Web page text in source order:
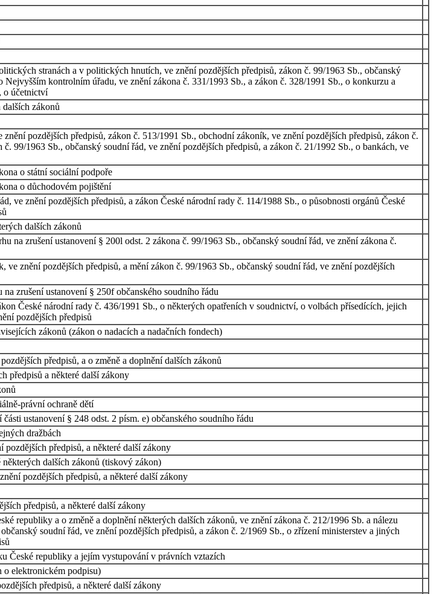
stranách a v politických hnutích, ve znění pozdějších předpisů, zákon č. 99/1963 Sb., občanský
kontrolním úřadu, ve znění zákona č. 331/1993 Sb., a zákon č. 328/1991 Sb., o konkurzu a
o účetnictví
zákonů
pozdějších předpisů, zákon č. 513/1991 Sb., obchodní zákoník, ve znění pozdějších předpisů, zákon č.
99/1963 Sb., občanský soudní řád, ve znění pozdějších předpisů, a zákon č. 21/1992 Sb., o bankách, ve
o státní sociální podpoře
o důchodovém pojištění
ve znění pozdějších předpisů, a zákon České národní rady č. 114/1988 Sb., o působnosti orgánů České
dalších zákonů
na zrušení ustanovení § 200l odst. 2 zákona č. 99/1963 Sb., občanský soudní řád, ve znění zákona č.
znění pozdějších předpisů, a mění zákon č. 99/1963 Sb., občanský soudní řád, ve znění pozdějších
zrušení ustanovení § 250f občanského soudního řádu
České národní rady č. 436/1991 Sb., o některých opatřeních v soudnictví, o volbách přísedících, jejich
pozdějších předpisů
zákonů (zákon o nadacích a nadačních fondech)
předpisů, a o změně a doplnění dalších zákonů
předpisů a některé další zákony
právní ochraně dětí
ustanovení § 248 odst. 2 písm. e) občanského soudního řádu
dražbách
předpisů, a některé další zákony
dalších zákonů (tiskový zákon)
pozdějších předpisů, a některé další zákony
předpisů, a některé další zákony
republiky a o změně a doplnění některých dalších zákonů, ve znění zákona č. 212/1996 Sb. a nálezu
soudní řád, ve znění pozdějších předpisů, a zákon č. 2/1969 Sb., o zřízení ministerstev a jiných
České republiky a jejím vystupování v právních vztazích
o elektronickém podpisu)
předpisů, a některé další zákony